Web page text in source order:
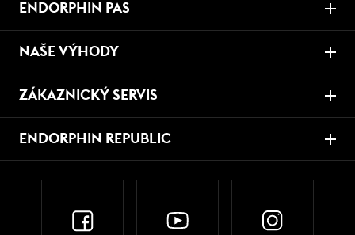
ENDORPHIN PAS
NAŠE VÝHODY
ZÁKAZNICKÝ SERVIS
ENDORPHIN REPUBLIC